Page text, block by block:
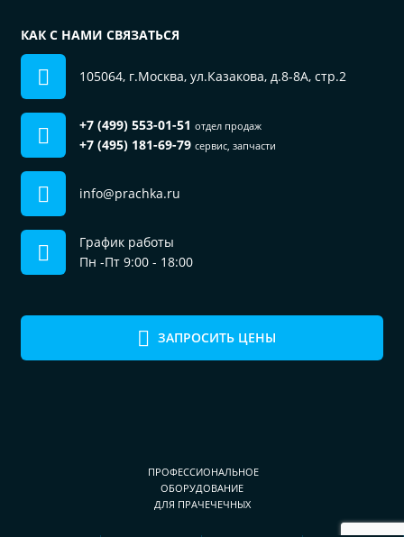
ПРОФЕССИОНАЛЬНОЕ
ОБОРУДОВАНИЕ
ДЛЯ ПРАЧЕЧЕЧНЫХ
ЗАПРОСИТЬ ЦЕНЫ
КАК С НАМИ СВЯЗАТЬСЯ
105064, г.Москва, ул.Казакова, д.8-8А, стр.2
+7 (499) 553-01-51 отдел продаж
+7 (495) 181-69-79 сервис, запчасти
info@prachka.ru
График работы
Пн -Пт 9:00 - 18:00